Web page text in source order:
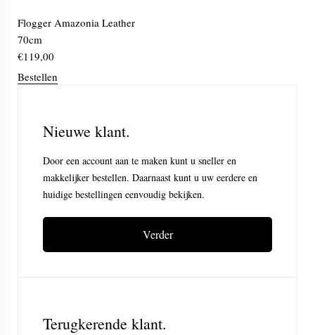
Flogger Amazonia Leather
70cm
€119,00
Bestellen
Nieuwe klant.
Door een account aan te maken kunt u sneller en
makkelijker bestellen. Daarnaast kunt u uw eerdere en
huidige bestellingen eenvoudig bekijken.
Verder
Terugkerende klant.